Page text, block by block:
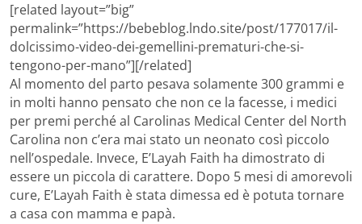
[related layout=”big”
permalink=”https://bebeblog.lndo.site/post/177017/il-
dolcissimo-video-dei-gemellini-prematuri-che-si-
tengono-per-mano”][/related]
Al momento del parto pesava solamente 300 grammi e
in molti hanno pensato che non ce la facesse, i medici
per premi perché al Carolinas Medical Center del North
Carolina non c’era mai stato un neonato così piccolo
nell’ospedale. Invece, E’Layah Faith ha dimostrato di
essere un piccola di carattere. Dopo 5 mesi di amorevoli
cure, E’Layah Faith è stata dimessa ed è potuta tornare
a casa con mamma e papà.